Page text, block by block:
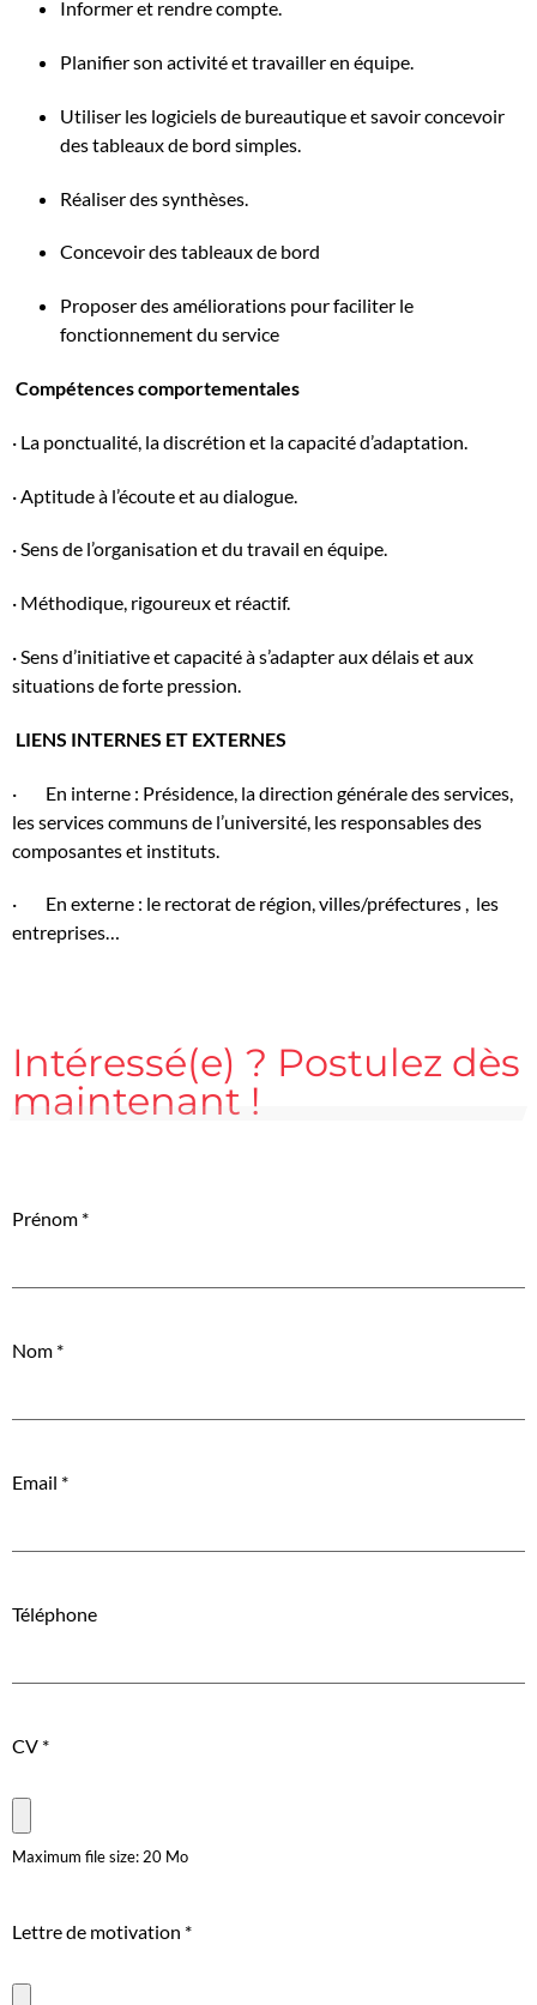
Informer et rendre compte.
Planifier son activité et travailler en équipe.
Utiliser les logiciels de bureautique et savoir concevoir
des tableaux de bord simples.
Réaliser des synthèses.
Concevoir des tableaux de bord
Proposer des améliorations pour faciliter le
fonctionnement du service
Compétences comportementales
· La ponctualité, la discrétion et la capacité d’adaptation.
· Aptitude à l’écoute et au dialogue.
· Sens de l’organisation et du travail en équipe.
· Méthodique, rigoureux et réactif.
· Sens d’initiative et capacité à s’adapter aux délais et aux
situations de forte pression.
LIENS INTERNES ET EXTERNES
· En interne : Présidence, la direction générale des services,
les services communs de l’université, les responsables des
composantes et instituts.
· En externe : le rectorat de région, villes/préfectures , les
entreprises…
Intéressé(e) ? Postulez dès
maintenant !
Prénom *
Nom *
Email *
Téléphone
CV *
Maximum file size: 20 Mo
Lettre de motivation *